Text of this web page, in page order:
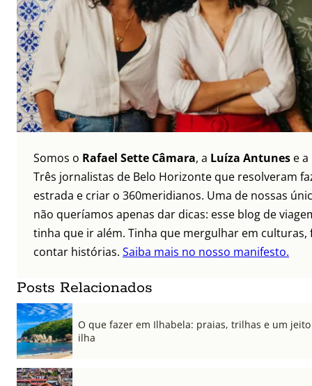
Somos o Rafael Sette Câmara, a Luíza Antunes e a
Três jornalistas de Belo Horizonte que resolveram
estrada e criar o 360meridianos. Uma de nossas
não queríamos apenas dar dicas: esse blog de
tinha que ir além. Tinha que mergulhar em culturas,
contar histórias. Saiba mais no nosso manifesto.
Posts Relacionados
O que fazer em Ilhabela: praias, trilhas e um
ilha